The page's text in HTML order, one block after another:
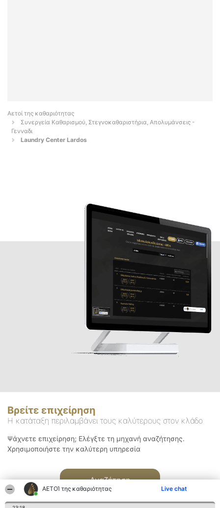
ΑΕΤΟΊ της καθαριότητας Live chat
Αετοί της καθαριότητας
Συνεργεία Καθαρισμού, Στεγνοκαθαριστήρια, Απολυμάνσεις -
Γενναδι
Laundry Center Lardos
Βρείτε επιχείρηση
Η κατάταξη περιλαμβάνει τους καλύτερους στον κλάδο
Ψάχνετε επιχείρηση; Ελέγξτε τη μηχανή αναζήτησης.
Χρησιμοποιήστε την καλύτερη υπηρεσία
Αναζήτηση